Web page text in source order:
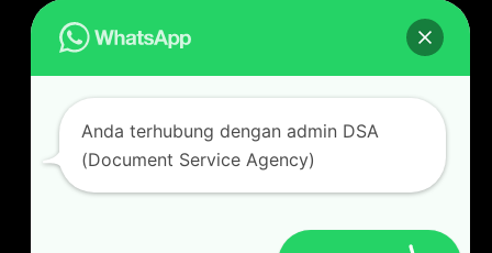
Kontak kami
Alamat kantor :
Jl Swadaya Pam No 6 Rt 006 Rw 007 Jatinegara,
Cakung, Jakarta Timur 13930
(Dekat Mesjid Al Marzukiyah Swadaya Pam)
Anda terhubung dengan admin DSA
(Document Service Agency)